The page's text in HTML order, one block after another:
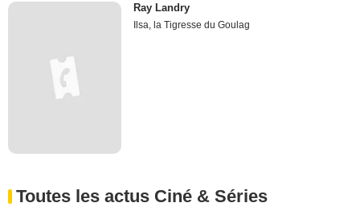
Ray Landry
Ilsa, la Tigresse du Goulag
Toutes les actus Ciné & Séries